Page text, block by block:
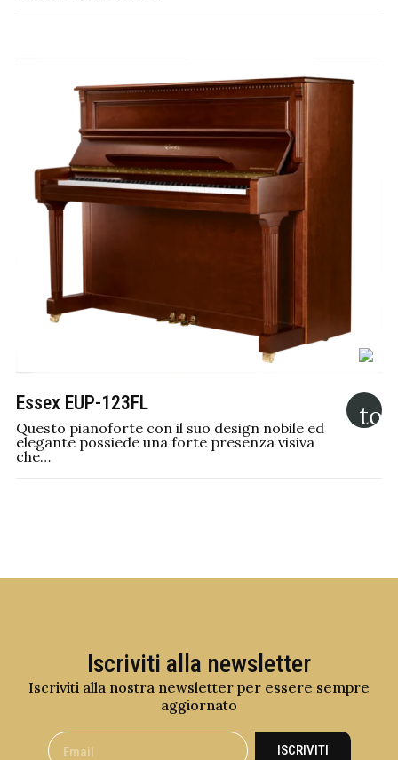
Essex EUP-123FL
Questo pianoforte con il suo design nobile ed
elegante possiede una forte presenza visiva
che…
Iscriviti alla newsletter
Iscriviti alla nostra newsletter per essere sempre
aggiornato
ISCRIVITI